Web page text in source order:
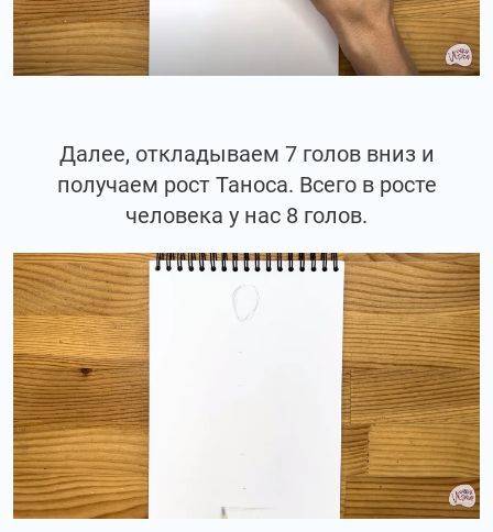
Далее, откладываем 7 голов вниз и
получаем рост Таноса. Всего в росте
человека у нас 8 голов.